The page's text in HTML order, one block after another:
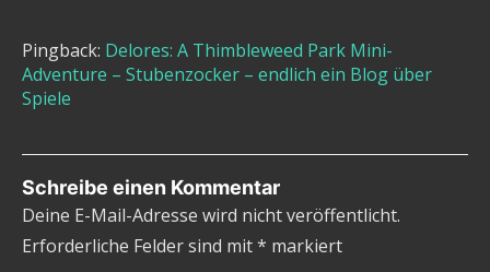
Pingback: Delores: A Thimbleweed Park Mini-
Adventure – Stubenzocker – endlich ein Blog über
Spiele
Schreibe einen Kommentar
Deine E-Mail-Adresse wird nicht veröffentlicht.
Erforderliche Felder sind mit* markiert